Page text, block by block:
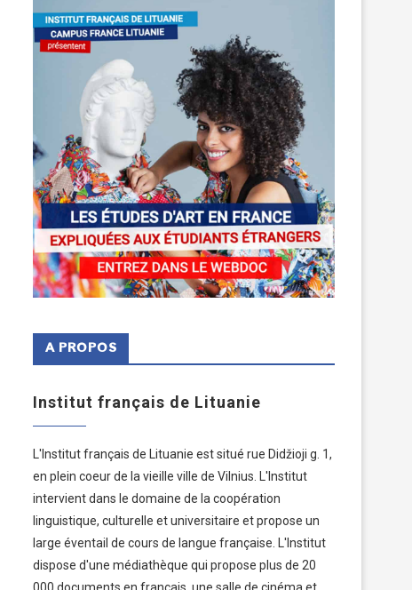
A PROPOS
Institut français de Lituanie
L'Institut français de Lituanie est situé rue Didžioji g. 1,
en plein coeur de la vieille ville de Vilnius. L'Institut
intervient dans le domaine de la coopération
linguistique, culturelle et universitaire et propose un
large éventail de cours de langue française. L'Institut
dispose d'une médiathèque qui propose plus de 20